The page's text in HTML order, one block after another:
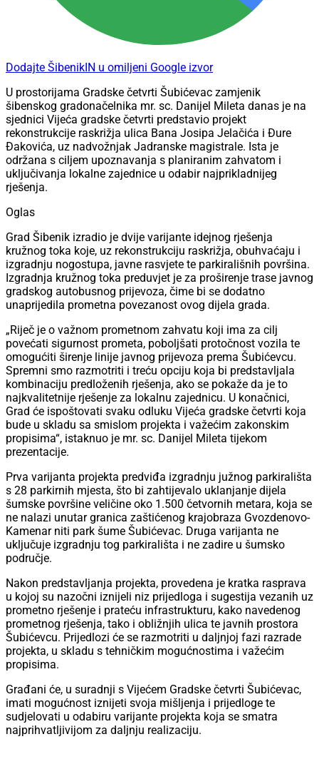
Dodajte ŠibenikIN u omiljeni Google izvor
U prostorijama Gradske četvrti Šubićevac zamjenik
šibenskog gradonačelnika mr. sc. Danijel Mileta danas je na
sjednici Vijeća gradske četvrti predstavio projekt
rekonstrukcije raskrižja ulica Bana Josipa Jelačića i Đure
Đakovića, uz nadvožnjak Jadranske magistrale. Ista je
održana s ciljem upoznavanja s planiranim zahvatom i
uključivanja lokalne zajednice u odabir najprikladnijeg
rješenja.
Oglas
Grad Šibenik izradio je dvije varijante idejnog rješenja
kružnog toka koje, uz rekonstrukciju raskrižja, obuhvaćaju i
izgradnju nogostupa, javne rasvjete te parkirališnih površina.
Izgradnja kružnog toka preduvjet je za proširenje trase javnog
gradskog autobusnog prijevoza, čime bi se dodatno
unaprijedila prometna povezanost ovog dijela grada.
„Riječ je o važnom prometnom zahvatu koji ima za cilj
povećati sigurnost prometa, poboljšati protočnost vozila te
omogućiti širenje linije javnog prijevoza prema Šubićevcu.
Spremni smo razmotriti i treću opciju koja bi predstavljala
kombinaciju predloženih rješenja, ako se pokaže da je to
najkvalitetnije rješenje za lokalnu zajednicu. U konačnici,
Grad će ispoštovati svaku odluku Vijeća gradske četvrti koja
bude u skladu sa smislom projekta i važećim zakonskim
propisima“, istaknuo je mr. sc. Danijel Mileta tijekom
prezentacije.
Prva varijanta projekta predviđa izgradnju južnog parkirališta
s 28 parkirnih mjesta, što bi zahtijevalo uklanjanje dijela
šumske površine veličine oko 1.500 četvornih metara, koja se
ne nalazi unutar granica zaštićenog krajobraza Gvozdenovo-
Kamenar niti park šume Šubićevac. Druga varijanta ne
uključuje izgradnju tog parkirališta i ne zadire u šumsko
područje.
Nakon predstavljanja projekta, provedena je kratka rasprava
u kojoj su nazočni iznijeli niz prijedloga i sugestija vezanih uz
prometno rješenje i prateću infrastrukturu, kako navedenog
prometnog rješenja, tako i obližnjih ulica te javnih prostora
Šubićevcu. Prijedlozi će se razmotriti u daljnjoj fazi razrade
projekta, u skladu s tehničkim mogućnostima i važećim
propisima.
Građani će, u suradnji s Vijećem Gradske četvrti Šubićevac,
imati mogućnost iznijeti svoja mišljenja i prijedloge te
sudjelovati u odabiru varijante projekta koja se smatra
najprihvatljivijom za daljnju realizaciju.